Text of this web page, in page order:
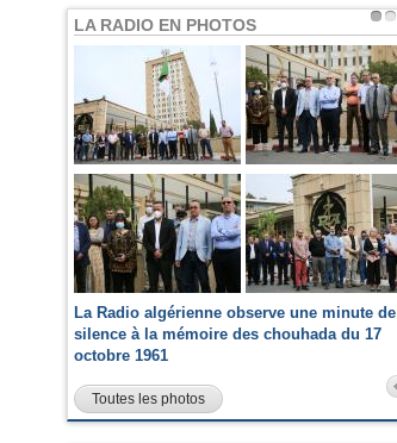
LA RADIO EN PHOTOS
La Radio algérienne observe une minute de
silence à la mémoire des chouhada du 17
octobre 1961
Toutes les photos